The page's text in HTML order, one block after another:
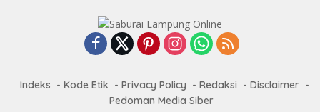
Indeks Kode Etik Privacy Policy Redaksi
Disclaimer
Pedoman Media Siber